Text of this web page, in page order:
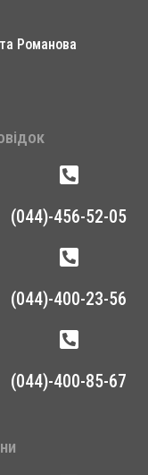
Романова
(044)-456-52-05
(044)-400-23-56
(044)-400-85-67